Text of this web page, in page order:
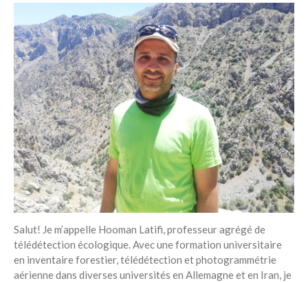
Salut! Je m’appelle Hooman Latifi, professeur agrégé de
télédétection écologique. Avec une formation universitaire
en inventaire forestier, télédétection et photogrammétrie
aérienne dans diverses universités en Allemagne et en Iran, je